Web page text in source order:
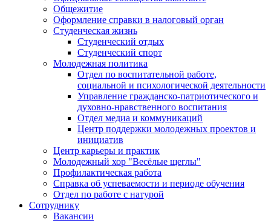
Общежитие
Оформление справки в налоговый орган
Студенческая жизнь
Студенческий отдых
Студенческий спорт
Молодежная политика
Отдел по воспитательной работе,
социальной и психологической деятельности
Управление гражданско-патриотического и
духовно-нравственного воспитания
Отдел медиа и коммуникаций
Центр поддержки молодежных проектов и
инициатив
Центр карьеры и практик
Молодежный хор "Весёлые щеглы"
Профилактическая работа
Справка об успеваемости и периоде обучения
Отдел по работе с натурой
Сотруднику
Вакансии